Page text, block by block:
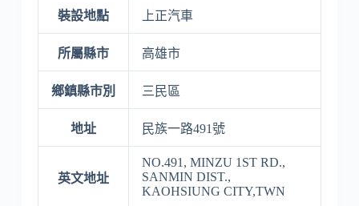
裝設地點 上正汽車
所屬縣市 高雄市
鄉鎮縣市別 三民區
地址 民族一路491號
英文地址
NO.491, MINZU 1ST RD.,
SANMIN DIST.,
KAOHSIUNG CITY,TWN